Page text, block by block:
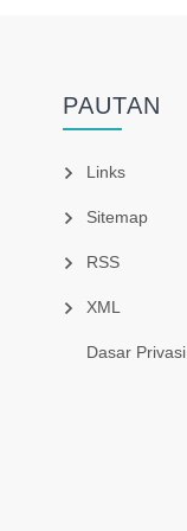
PAUTAN
Links
Sitemap
RSS
XML
Dasar Privasi